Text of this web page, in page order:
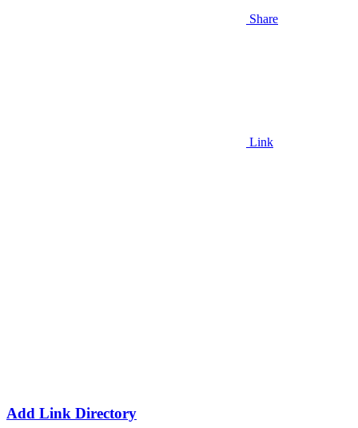
Share
Link
Add Link Directory